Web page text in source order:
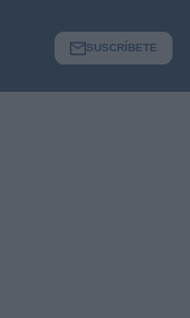
SUSCRÍBETE